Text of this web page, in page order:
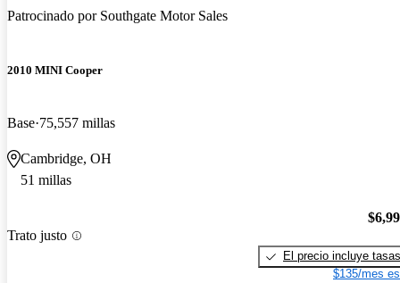
Patrocinado por Southgate Motor Sales
2010 MINI Cooper
Base 75,557 millas
Cambridge, OH
51 millas
Trato justo
El precio incluye tasas
$135/mes